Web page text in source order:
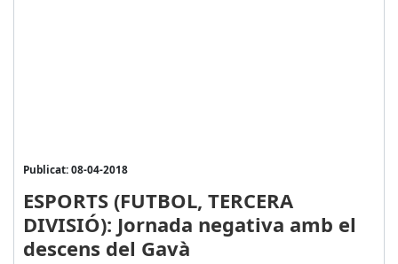
Publicat: 08-04-2018
ESPORTS (FUTBOL, TERCERA
DIVISIÓ): Jornada negativa amb el
descens del Gavà